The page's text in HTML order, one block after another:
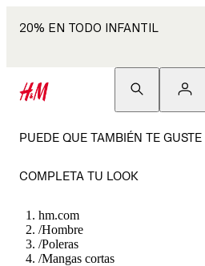
20% EN TODO INFANTIL
PUEDE QUE TAMBIÉN TE GUSTE
COMPLETA TU LOOK
hm.com
/Hombre
/Poleras
/Mangas cortas